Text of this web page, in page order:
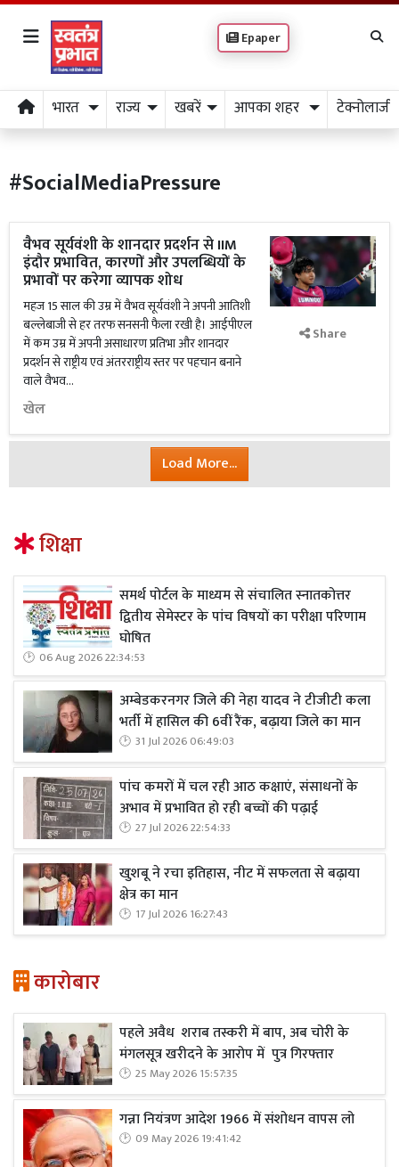
Epaper
भारत राज्य खबरें आपका शहर टेक्नोलाजी
#SocialMediaPressure
वैभव सूर्यवंशी के शानदार प्रदर्शन से IIM
इंदौर प्रभावित, कारणों और उपलब्धियों के
प्रभावों पर करेगा व्यापक शोध
महज 15 साल की उम्र में वैभव सूर्यवंशी ने अपनी आतिशी
बल्लेबाजी से हर तरफ सनसनी फैला रखी है। आईपीएल
में कम उम्र में अपनी असाधारण प्रतिभा और शानदार
प्रदर्शन से राष्ट्रीय एवं अंतरराष्ट्रीय स्तर पर पहचान बनाने
वाले वैभव...
खेल
Share
Load More...
शिक्षा
समर्थ पोर्टल के माध्यम से संचालित स्नातकोत्तर
द्वितीय सेमेस्टर के पांच विषयों का परीक्षा परिणाम
घोषित
06 Aug 2026 22:34:53
अम्बेडकरनगर जिले की नेहा यादव ने टीजीटी कला
भर्ती में हासिल की 6वीं रैंक, बढ़ाया जिले का मान
31 Jul 2026 06:49:03
पांच कमरों में चल रही आठ कक्षाएं, संसाधनों के
अभाव में प्रभावित हो रही बच्चों की पढ़ाई
27 Jul 2026 22:54:33
खुशबू ने रचा इतिहास, नीट में सफलता से बढ़ाया
क्षेत्र का मान
17 Jul 2026 16:27:43
कारोबार
पहले अवैध शराब तस्करी में बाप, अब चोरी के
मंगलसूत्र खरीदने के आरोप में पुत्र गिरफ्तार
25 May 2026 15:57:35
गन्ना नियंत्रण आदेश 1966 में संशोधन वापस लो
09 May 2026 19:41:42